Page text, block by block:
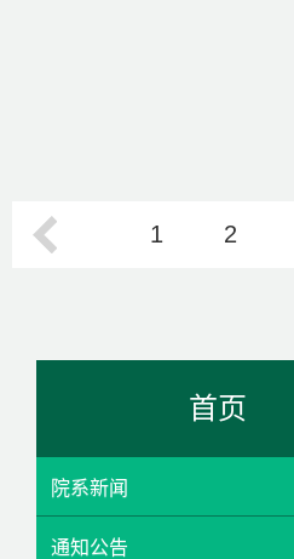
1 2
首页
院系新闻
通知公告